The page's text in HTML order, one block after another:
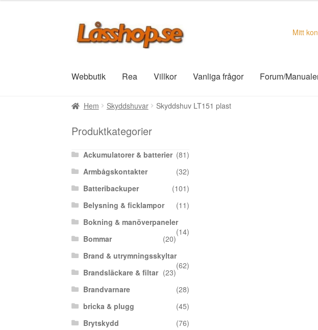
Hoppa
till
Hoppa
till
Mitt
Webbutik Rea Villkor Vanliga frågor Forum/
Hem Skyddshuvar Skyddshuv LT151 plast
Produktkategorier
Ackumulatorer & batterier (81)
Armbågskontakter
(32)
Batteribackuper
(101)
Belysning & ficklampor
(11)
Bokning & manöverpaneler
(14)
Bommar
(20)
Brand & utrymningsskyltar
(62)
Brandsläckare & filtar (23)
Brandvarnare
(28)
bricka & plugg
(45)
Brytskydd
(76)